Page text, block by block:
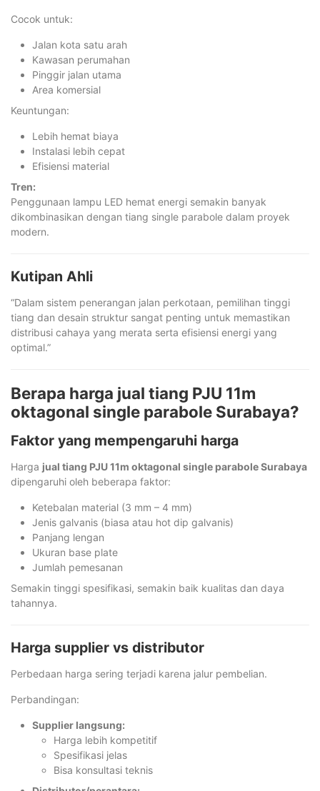
Cocok untuk:
Jalan kota satu arah
Kawasan perumahan
Pinggir jalan utama
Area komersial
Keuntungan:
Lebih hemat biaya
Instalasi lebih cepat
Efisiensi material
Tren:
Penggunaan lampu LED hemat energi semakin banyak
dikombinasikan dengan tiang single parabole dalam proyek
modern.
Kutipan Ahli
“Dalam sistem penerangan jalan perkotaan, pemilihan tinggi
tiang dan desain struktur sangat penting untuk memastikan
distribusi cahaya yang merata serta efisiensi energi yang
optimal.”
Berapa harga jual tiang PJU 11m
oktagonal single parabole Surabaya?
Faktor yang mempengaruhi harga
Harga jual tiang PJU 11m oktagonal single parabole Surabaya
dipengaruhi oleh beberapa faktor:
Ketebalan material (3 mm – 4 mm)
Jenis galvanis (biasa atau hot dip galvanis)
Panjang lengan
Ukuran base plate
Jumlah pemesanan
Semakin tinggi spesifikasi, semakin baik kualitas dan daya
tahannya.
Harga supplier vs distributor
Perbedaan harga sering terjadi karena jalur pembelian.
Perbandingan:
Supplier langsung:
Harga lebih kompetitif
Spesifikasi jelas
Bisa konsultasi teknis